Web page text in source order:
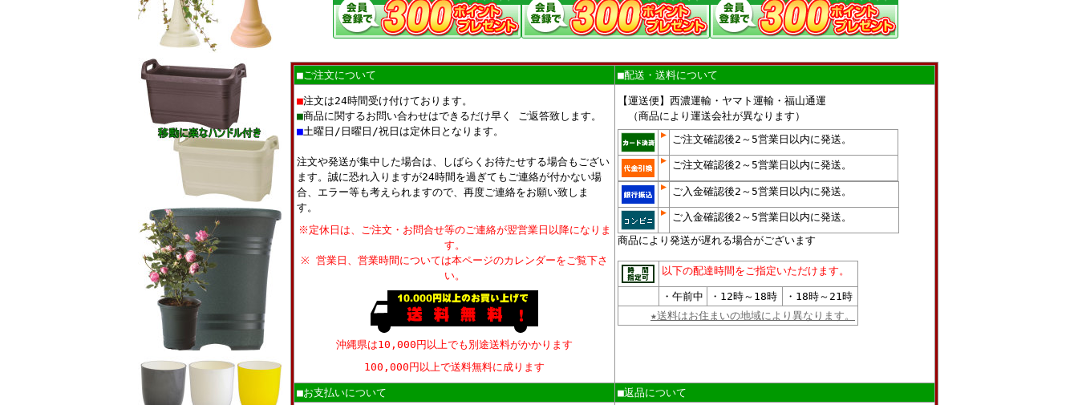
■ご注文について ■配送・送料について
■注文は24時間受け付けております。
■商品に関するお問い合わせはできるだけ早く ご返答致します。
■土曜日/日曜日/祝日は定休日となります。
注文や発送が集中した場合は、しばらくお待たせする場合もござい
ます。誠に恐れ入りますが24時間を過ぎてもご連絡が付かない場
合、エラー等も考えられますので、再度ご連絡をお願い致しま
す。
※定休日は、ご注文・お問合せ等のご連絡が翌営業日以降になりま
す。
※ 営業日、営業時間については本ページのカレンダーをご覧下さ
い。
沖縄県は10,000円以上でも別途送料がかかります
100,000円以上で送料無料に成ります
【運送便】西濃運輸・ヤマト運輸・福山通運
（商品により運送会社が異なります）
ご注文確認後2～5営業日以内に発送。
ご注文確認後2～5営業日以内に発送。
ご入金確認後2～5営業日以内に発送。
ご入金確認後2～5営業日以内に発送。
商品により発送が遅れる場合がございます
以下の配達時間をご指定いただけます。
・午前中 ・12時～18時
・18時～21時
★送料はお住まいの地域により異なります。
■お支払いについて
■返品について